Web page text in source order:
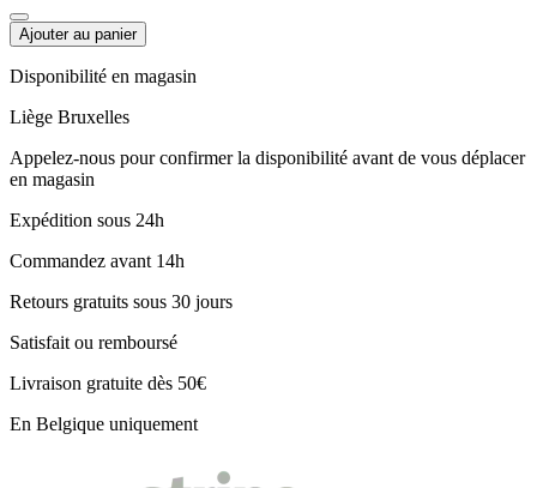
Ajouter au panier
Disponibilité en magasin
Liège Bruxelles
Appelez-nous pour confirmer la disponibilité avant de vous déplacer
en magasin
Expédition sous 24h
Commandez avant 14h
Retours gratuits sous 30 jours
Satisfait ou remboursé
Livraison gratuite dès 50€
En Belgique uniquement